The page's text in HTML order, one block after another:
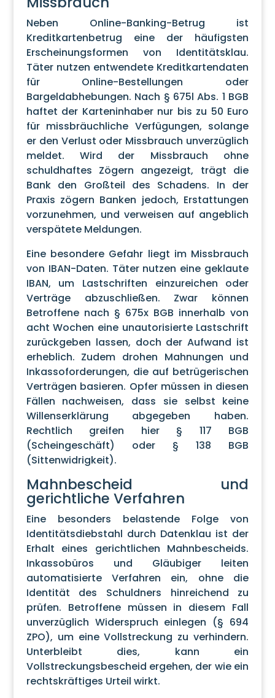
Neben Online-Banking-Betrug ist
Kreditkartenbetrug eine der häufigsten
Erscheinungsformen von Identitätsklau.
Täter nutzen entwendete Kreditkartendaten
für Online-Bestellungen oder
Bargeldabhebungen. Nach § 675l Abs. 1 BGB
haftet der Karteninhaber nur bis zu 50 Euro
für missbräuchliche Verfügungen, solange
er den Verlust oder Missbrauch unverzüglich
meldet. Wird der Missbrauch ohne
schuldhaftes Zögern angezeigt, trägt die
Bank den Großteil des Schadens. In der
Praxis zögern Banken jedoch, Erstattungen
vorzunehmen, und verweisen auf angeblich
verspätete Meldungen.
Eine besondere Gefahr liegt im Missbrauch
von IBAN-Daten. Täter nutzen eine geklaute
IBAN, um Lastschriften einzureichen oder
Verträge abzuschließen. Zwar können
Betroffene nach § 675x BGB innerhalb von
acht Wochen eine unautorisierte Lastschrift
zurückgeben lassen, doch der Aufwand ist
erheblich. Zudem drohen Mahnungen und
Inkassoforderungen, die auf betrügerischen
Verträgen basieren. Opfer müssen in diesen
Fällen nachweisen, dass sie selbst keine
Willenserklärung abgegeben haben.
Rechtlich greifen hier § 117 BGB
(Scheingeschäft) oder § 138 BGB
(Sittenwidrigkeit).
Mahnbescheid und
gerichtliche Verfahren
Eine besonders belastende Folge von
Identitätsdiebstahl durch Datenklau ist der
Erhalt eines gerichtlichen Mahnbescheids.
Inkassobüros und Gläubiger leiten
automatisierte Verfahren ein, ohne die
Identität des Schuldners hinreichend zu
prüfen. Betroffene müssen in diesem Fall
unverzüglich Widerspruch einlegen (§ 694
ZPO), um eine Vollstreckung zu verhindern.
Unterbleibt dies, kann ein
Vollstreckungsbescheid ergehen, der wie ein
rechtskräftiges Urteil wirkt.